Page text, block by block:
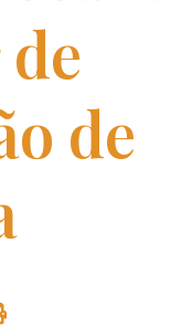
de